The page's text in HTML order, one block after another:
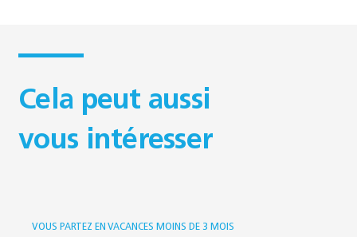
Cela peut aussi
vous intéresser
VOUS PARTEZ EN VACANCES MOINS DE 3 MOIS